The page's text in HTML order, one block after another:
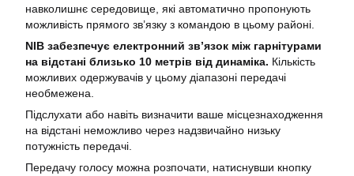
навколишнє середовище, які автоматично пропонують
можливість прямого зв’язку з командою в цьому районі.
NIB забезпечує електронний зв’язок між гарнітурами
на відстані близько 10 метрів від динаміка. Кількість
можливих одержувачів у цьому діапазоні передачі
необмежена.
Підслухати або навіть визначити ваше місцезнаходження
на відстані неможливо через надзвичайно низьку
потужність передачі.
Передачу голосу можна розпочати, натиснувши кнопку